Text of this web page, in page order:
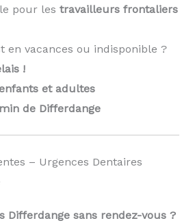
pour les travailleurs frontaliers
en vacances ou indisponible ?
!
et adultes
de Differdange
– Urgences Dentaires
Differdange sans rendez-vous ?